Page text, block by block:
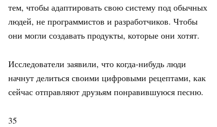
тем, чтобы адаптировать свою систему под обычных
людей, не программистов и разработчиков. Чтобы
они могли создавать продукты, которые они хотят.
Исследователи заявили, что когда-нибудь люди
начнут делиться своими цифровыми рецептами, как
сейчас отправляют друзьям понравившуюся песню.
35